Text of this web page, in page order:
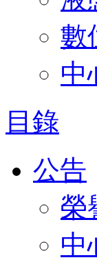
數
中
目錄
公告
榮
中